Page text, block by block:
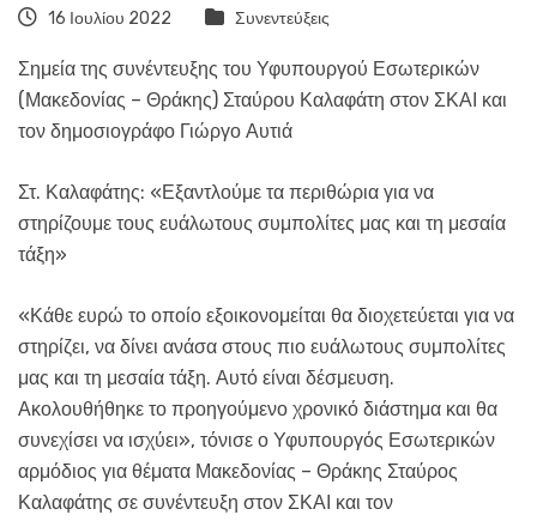
16 Ιουλίου 2022 Συνεντεύξεις
Σημεία της συνέντευξης του Υφυπουργού Εσωτερικών
(Μακεδονίας – Θράκης) Σταύρου Καλαφάτη στον ΣΚΑΙ και
τον δημοσιογράφο Γιώργο Αυτιά
Στ. Καλαφάτης: «Εξαντλούμε τα περιθώρια για να
στηρίζουμε τους ευάλωτους συμπολίτες μας και τη μεσαία
τάξη»
«Κάθε ευρώ το οποίο εξοικονομείται θα διοχετεύεται για να
στηρίζει, να δίνει ανάσα στους πιο ευάλωτους συμπολίτες
μας και τη μεσαία τάξη. Αυτό είναι δέσμευση.
Ακολουθήθηκε το προηγούμενο χρονικό διάστημα και θα
συνεχίσει να ισχύει», τόνισε ο Υφυπουργός Εσωτερικών
αρμόδιος για θέματα Μακεδονίας – Θράκης Σταύρος
Καλαφάτης σε συνέντευξη στον ΣΚΑΙ και τον